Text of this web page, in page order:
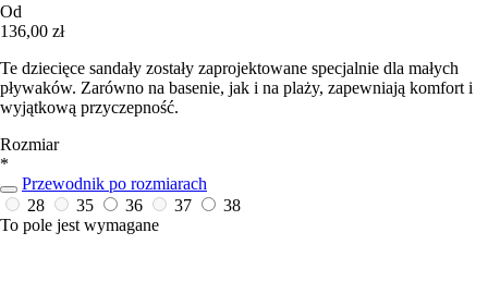
Od
136,00 zł
Te dziecięce sandały zostały zaprojektowane specjalnie dla małych
pływaków. Zarówno na basenie, jak i na plaży, zapewniają komfort i
wyjątkową przyczepność.
Rozmiar
*
Przewodnik po rozmiarach
28
35 36 37
38
To pole jest wymagane